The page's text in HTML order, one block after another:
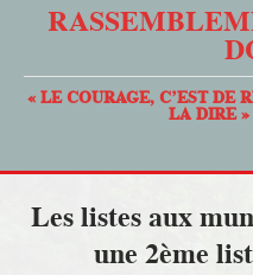
« LE COURAGE, C’EST DE
LA DIRE »
Les listes aux
une 2ème